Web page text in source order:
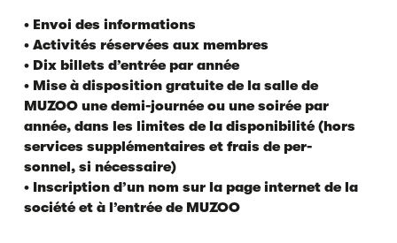
• Envoi des informations
• Activités réservées aux membres
• Dix billets d’entrée par année
• Mise à disposition gratuite de la salle de
MUZOO une demi-journée ou une soirée par
année, dans les limites de la disponibilité (hors
services supplémentaires et frais de per-
sonnel, si nécessaire)
• Inscription d’un nom sur la page internet de la
société et à l’entrée de MUZOO